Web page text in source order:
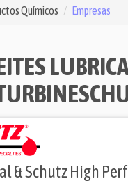
Químicos Empresas
& Schutz High